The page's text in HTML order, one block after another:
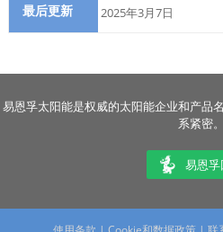
最后更新 2025年3月7日
易恩孚太阳能是权威的太阳能企业和产品
系紧密。
易恩孚